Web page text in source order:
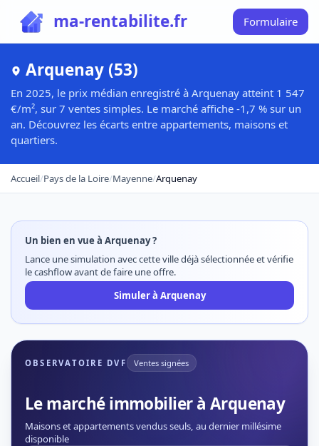
ma-rentabilite.fr Formulaire
Arquenay (53)
En 2025, le prix médian enregistré à Arquenay atteint 1 547
€/m², sur 7 ventes simples. Le marché affiche -1,7 % sur un
an. Découvrez les écarts entre appartements, maisons et
quartiers.
Accueil/Pays de la Loire/Mayenne/Arquenay
Un bien en vue à Arquenay ?
Lance une simulation avec cette ville déjà sélectionnée et vérifie
le cashflow avant de faire une offre.
Simuler à Arquenay
OBSERVATOIRE DVF Ventes signées
Le marché immobilier à Arquenay
Maisons et appartements vendus seuls, au dernier millésime
disponible